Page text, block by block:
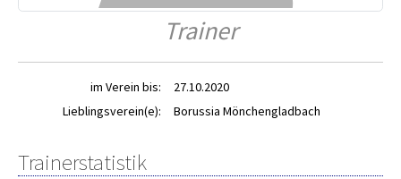
Trainer
im Verein bis:
27.10.2020
Lieblingsverein(e):
Borussia Mönchengladbach
Trainerstatistik